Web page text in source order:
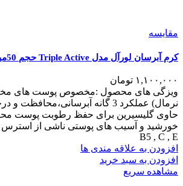
مقایسه
کرم آبرسان لورآل مدل Triple Active حجم 50میل
۱,۱۰۰,۰۰۰ تومان
ویزگی های محصول :مخصوص پوست های
نرمال) عملکرد 3 گانه
خورشید و آسیب های پوستی ناشی از استرس
B5 , C , E
افزودن به علاقه مندی ها
افزودن به سبد خرید
مشاهده سریع